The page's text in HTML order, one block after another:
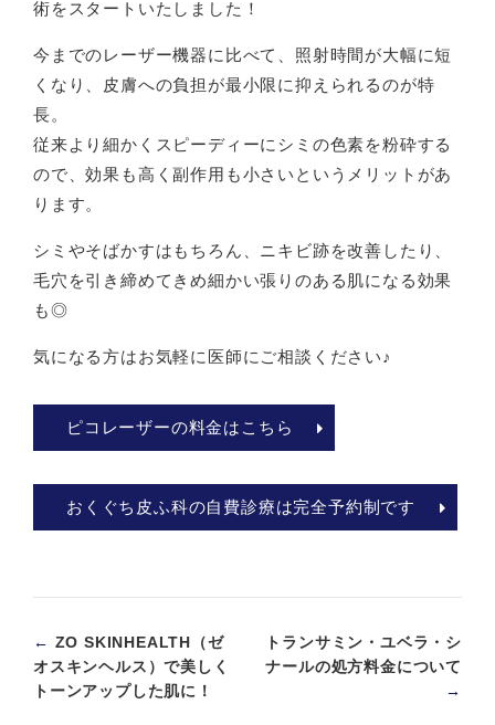
術をスタートいたしました！
今までのレーザー機器に比べて、照射時間が大幅に短
くなり、皮膚への負担が最小限に抑えられるのが特
長。
従来より細かくスピーディーにシミの色素を粉砕する
ので、効果も高く副作用も小さいというメリットがあ
ります。
シミやそばかすはもちろん、ニキビ跡を改善したり、
毛穴を引き締めてきめ細かい張りのある肌になる効果
も◎
気になる方はお気軽に医師にご相談ください♪
ピコレーザーの料金はこちら
おくぐち皮ふ科の自費診療は完全予約制です
← ZO SKINHEALTH（ゼ
オスキンヘルス）で美しく
トーンアップした肌に！
トランサミン・ユベラ・シ
ナールの処方料金について
→